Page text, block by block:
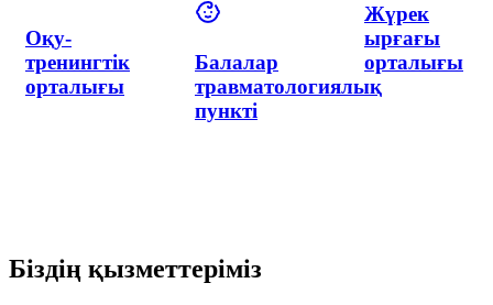
Гинекология
департаменті
департаменті
Біздің қызметтеріміз